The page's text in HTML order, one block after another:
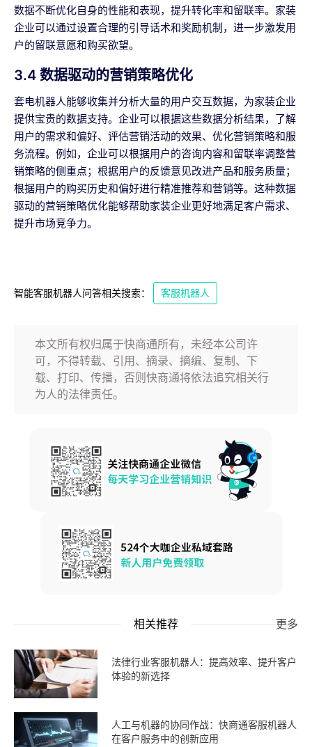
数据不断优化自身的性能和表现，提升转化率和留联率。家装
企业可以通过设置合理的引导话术和奖励机制，进一步激发用
户的留联意愿和购买欲望。
3.4 数据驱动的营销策略优化
套电机器人能够收集并分析大量的用户交互数据，为家装企业
提供宝贵的数据支持。企业可以根据这些数据分析结果，了解
用户的需求和偏好、评估营销活动的效果、优化营销策略和服
务流程。例如，企业可以根据用户的咨询内容和留联率调整营
销策略的侧重点；根据用户的反馈意见改进产品和服务质量；
根据用户的购买历史和偏好进行精准推荐和营销等。这种数据
驱动的营销策略优化能够帮助家装企业更好地满足客户需求、
提升市场竞争力。
智能客服机器人问答相关搜索： 客服机器人
本文所有权归属于快商通所有，未经本公司许
可，不得转载、引用、摘录、摘编、复制、下
载、打印、传播，否则快商通将依法追究相关行
为人的法律责任。
相关推荐 更多
法律行业客服机器人：提高效率、提升客户
体验的新选择
人工与机器的协同作战：快商通客服机器人
在客户服务中的创新应用